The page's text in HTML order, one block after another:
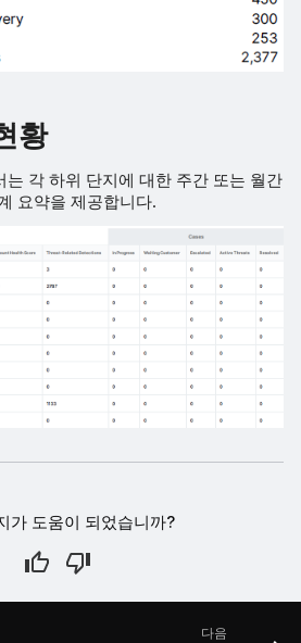
황
는 각 하위 단지에 대한 주간 또는 월간
요약을 제공합니다.
가 도움이 되었습니까?
다음